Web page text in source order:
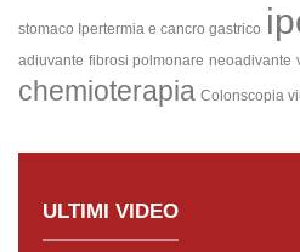
stomaco Ipertermia e cancro gastrico
adiuvante fibrosi polmonare neoadivante
chemioterapia Colonscopia
ULTIMI VIDEO